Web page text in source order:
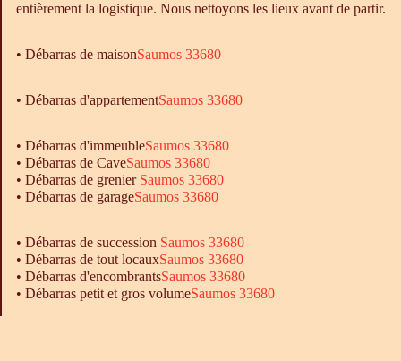
entièrement la logistique. Nous nettoyons les lieux avant de partir.
• Débarras de maisonSaumos 33680
• Débarras d'appartementSaumos 33680
• Débarras d'immeubleSaumos 33680
• Débarras de CaveSaumos 33680
• Débarras de grenier Saumos 33680
• Débarras de garageSaumos 33680
• Débarras de succession Saumos 33680
• Débarras de tout locauxSaumos 33680
• Débarras d'encombrantsSaumos 33680
• Débarras petit et gros volumeSaumos 33680